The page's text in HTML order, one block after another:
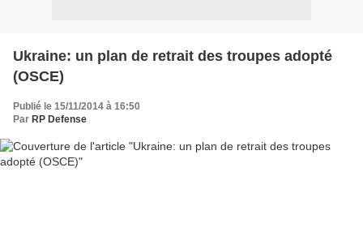
Ukraine: un plan de retrait des troupes adopté
(OSCE)
Publié le 15/11/2014 à 16:50
Par RP Defense